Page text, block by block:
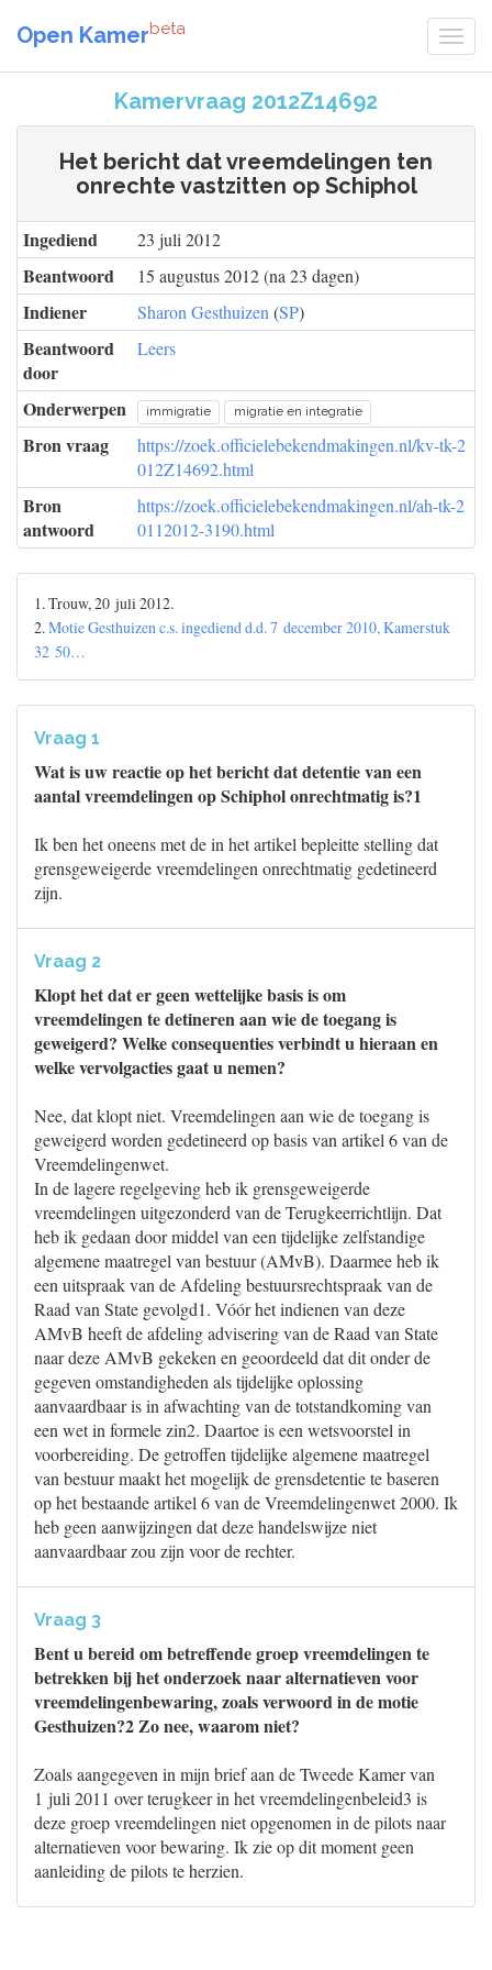
Open Kamerbeta
Kamervraag 2012Z14692
Het bericht dat vreemdelingen ten
onrechte vastzitten op Schiphol
Ingediend 23 juli 2012
Beantwoord 15 augustus 2012 (na 23 dagen)
Indiener Sharon Gesthuizen (SP)
Beantwoord
door
Leers
Onderwerpen immigratie migratie en integratie
Bron vraag
https://zoek.officielebekendmakingen.nl/kv-tk-2
012Z14692.html
Bron
antwoord
https://zoek.officielebekendmakingen.nl/ah-tk-2
0112012-3190.html
1. Trouw, 20 juli 2012.
2.Motie Gesthuizen c.s. ingediend d.d. 7 december 2010, Kamerstuk
32 50…
Vraag 1
Wat is uw reactie op het bericht dat detentie van een
aantal vreemdelingen op Schiphol onrechtmatig is?1
Ik ben het oneens met de in het artikel bepleitte stelling dat
grensgeweigerde vreemdelingen onrechtmatig gedetineerd
zijn.
Vraag 2
Klopt het dat er geen wettelijke basis is om
vreemdelingen te detineren aan wie de toegang is
geweigerd? Welke consequenties verbindt u hieraan en
welke vervolgacties gaat u nemen?
Nee, dat klopt niet. Vreemdelingen aan wie de toegang is
geweigerd worden gedetineerd op basis van artikel 6 van de
Vreemdelingenwet.
In de lagere regelgeving heb ik grensgeweigerde
vreemdelingen uitgezonderd van de Terugkeerrichtlijn. Dat
heb ik gedaan door middel van een tijdelijke zelfstandige
algemene maatregel van bestuur (AMvB). Daarmee heb ik
een uitspraak van de Afdeling bestuursrechtspraak van de
Raad van State gevolgd1. Vóór het indienen van deze
AMvB heeft de afdeling advisering van de Raad van State
naar deze AMvB gekeken en geoordeeld dat dit onder de
gegeven omstandigheden als tijdelijke oplossing
aanvaardbaar is in afwachting van de totstandkoming van
een wet in formele zin2. Daartoe is een wetsvoorstel in
voorbereiding. De getroffen tijdelijke algemene maatregel
van bestuur maakt het mogelijk de grensdetentie te baseren
op het bestaande artikel 6 van de Vreemdelingenwet 2000. Ik
heb geen aanwijzingen dat deze handelswijze niet
aanvaardbaar zou zijn voor de rechter.
Vraag 3
Bent u bereid om betreffende groep vreemdelingen te
betrekken bij het onderzoek naar alternatieven voor
vreemdelingenbewaring, zoals verwoord in de motie
Gesthuizen?2 Zo nee, waarom niet?
Zoals aangegeven in mijn brief aan de Tweede Kamer van
1 juli 2011 over terugkeer in het vreemdelingenbeleid3 is
deze groep vreemdelingen niet opgenomen in de pilots naar
alternatieven voor bewaring. Ik zie op dit moment geen
aanleiding de pilots te herzien.